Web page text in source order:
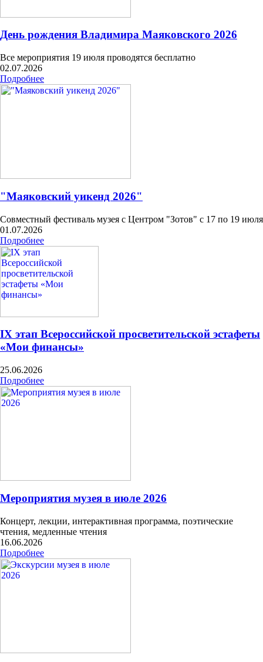
День рождения Владимира Маяковского 2026
Все мероприятия 19 июля проводятся бесплатно
02.07.2026
Подробнее
"Маяковский уикенд 2026"
Совместный фестиваль музея с Центром "Зотов" с 17 по 19 июля
01.07.2026
Подробнее
IX этап Всероссийской просветительской эстафеты
«Мои финансы»
25.06.2026
Подробнее
Мероприятия музея в июле 2026
Концерт, лекции, интерактивная программа, поэтические
чтения, медленные чтения
16.06.2026
Подробнее